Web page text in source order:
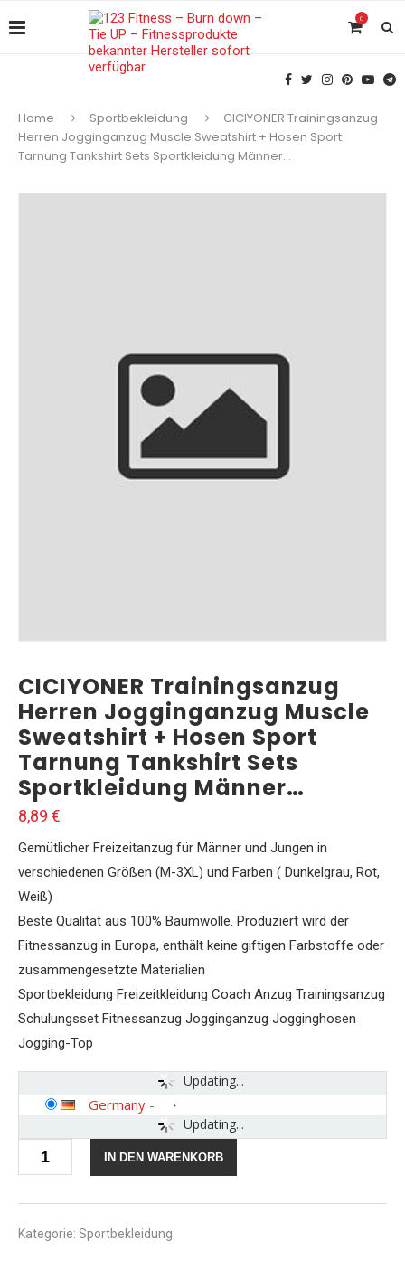
0
Home Sportbekleidung
CICIYONER Trainingsanzug
Herren Jogginganzug Muscle Sweatshirt + Hosen Sport
Tarnung Tankshirt Sets Sportkleidung Männer…
CICIYONER Trainingsanzug
Herren Jogginganzug Muscle
Sweatshirt + Hosen Sport
Tarnung Tankshirt Sets
Sportkleidung Männer…
8,89 €
Gemütlicher Freizeitanzug für Männer und Jungen in
verschiedenen Größen (M-3XL) und Farben ( Dunkelgrau, Rot,
Weiß)
Beste Qualität aus 100% Baumwolle. Produziert wird der
Fitnessanzug in Europa, enthält keine giftigen Farbstoffe oder
zusammengesetzte Materialien
Sportbekleidung Freizeitkleidung Coach Anzug Trainingsanzug
Schulungsset Fitnessanzug Jogginganzug Jogginghosen
Jogging-Top
Updating...
Updating...
Germany -
Trainingsanzug
Herren
Sweatshirt
IN DEN WARENKORB
Kategorie: Sportbekleidung